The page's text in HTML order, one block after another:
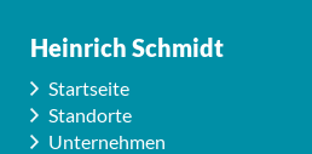
Heinrich Schmidt
Startseite
Standorte
Unternehmen